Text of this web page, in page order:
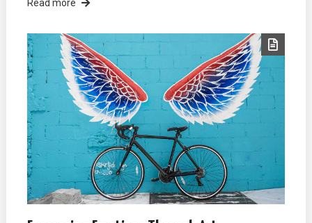
Read more